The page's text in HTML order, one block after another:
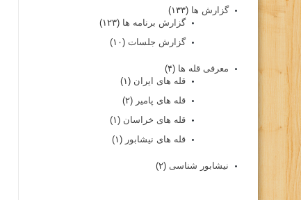
گزارش ها (۱۳۳)
گزارش برنامه ها (۱۲۳)
گزارش جلسات (۱۰)
معرفی قله ها (۴)
قله های ایران (۱)
قله های پامیر (۲)
قله های خراسان (۱)
قله های نیشابور (۱)
نیشابور شناسی (۲)